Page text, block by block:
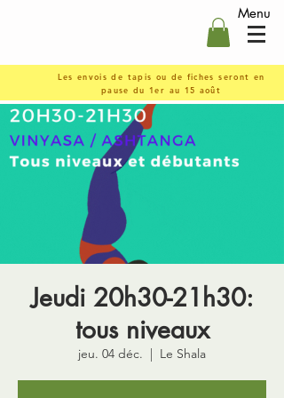
Menu
Les envois de tapis ou de fiches seront en
pause du 1er au 15 août
Jeudi 20h30-21h30:
tous niveaux
jeu. 04 déc.
  |
Le Shala